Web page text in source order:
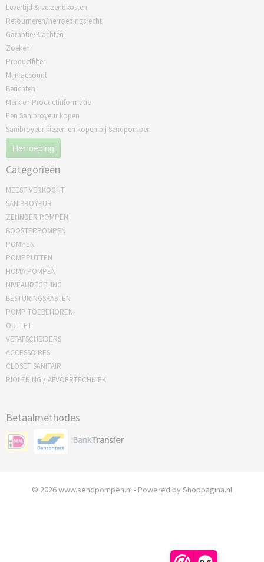
Levertijd & verzendkosten
Retourneren/herroepingsrecht
Garantie/Klachten
Zoeken
Productfilter
Mijn account
Berichten
Merk en Productinformatie
Een Sanibroyeur kopen
Sanibroyeur kiezen en kopen bij Sendpompen
Herroeping
Categorieën
MEEST VERKOCHT
SANIBROYEUR
ZEHNDER POMPEN
BOOSTERPOMPEN
POMPEN
POMPPUTTEN
HOMA POMPEN
NIVEAUREGELING
BESTURINGSKASTEN
POMP TOEBEHOREN
OUTLET
VETAFSCHEIDERS
ACCESSOIRES
CLOSET SANITAIR
RIOLERING / AFVOERTECHNIEK
Betaalmethodes
© 2026 www.sendpompen.nl - Powered by Shoppagina.nl